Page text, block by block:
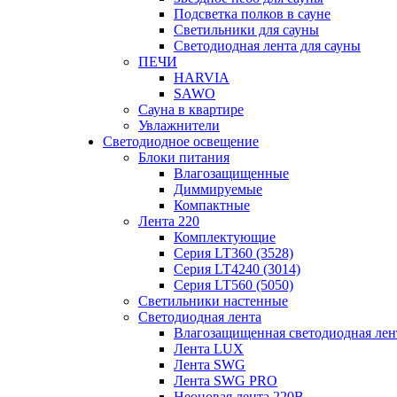
Подсветка полков в сауне
Светильники для сауны
Светодиодная лента для сауны
ПЕЧИ
HARVIA
SAWO
Сауна в квартире
Увлажнители
Светодиодное освещение
Блоки питания
Влагозащищенные
Диммируемые
Компактные
Лента 220
Комплектующие
Серия LT360 (3528)
Серия LT4240 (3014)
Серия LT560 (5050)
Светильники настенные
Светодиодная лента
Влагозащищенная светодиодная
Лента LUX
Лента SWG
Лента SWG PRO